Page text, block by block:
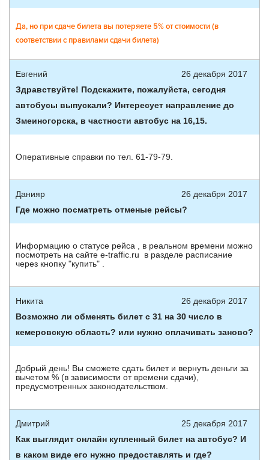
Да, но при сдаче билета вы потеряете 5% от стоимости (в
соответствии с правилами сдачи билета)
Евгений
26 декабря 2017
Здравствуйте! Подскажите, пожалуйста, сегодня
автобусы выпускали? Интересует направление до
Змеиногорска, в частности автобус на 16,15.
Оперативные справки по тел. 61-79-79.
Данияр
26 декабря 2017
Где можно посматреть отменые рейсы?
Информацию о статусе рейса , в реальном времени можно
посмотреть на сайте e-traffic.ru в разделе расписание
через кнопку "купить" .
Никита
26 декабря 2017
Возможно ли обменять билет с 31 на 30 число в
кемеровскую область? или нужно оплачивать заново?
Добрый день! Вы сможете сдать билет и вернуть деньги за
вычетом % (в зависимости от времени сдачи),
предусмотренных законодательством.
Дмитрий
25 декабря 2017
Как выглядит онлайн купленный билет на автобус? И
в каком виде его нужно предоставлять и где?